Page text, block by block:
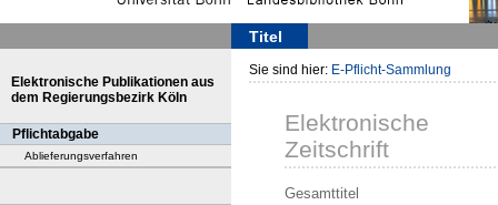
Titel
Elektronische Publikationen aus
dem Regierungsbezirk Köln
Pflichtabgabe
Ablieferungsverfahren
Sie sind hier: E-Pflicht-Sammlung
Elektronische
Zeitschrift
Gesamttitel